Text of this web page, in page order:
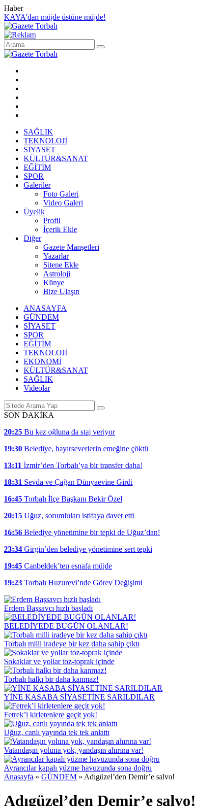
Haber
KAYA'dan müjde üstüne müjde!
SAĞLIK
TEKNOLOJİ
SİYASET
KÜLTÜR&SANAT
EĞİTİM
SPOR
Galeriler
Foto Galeri
Video Galeri
Üyelik
Profil
İçerik Ekle
Diğer
Gazete Manşetleri
Yazarlar
Sitene Ekle
Astroloji
Künye
Bize Ulaşın
ANASAYFA
GÜNDEM
SİYASET
SPOR
EĞİTİM
TEKNOLOJİ
EKONOMİ
KÜLTÜR&SANAT
SAĞLIK
Videolar
SON DAKİKA
20:25 Bu kez oğluna da staj veriyor
19:30 Belediye, hayırseverlerin emeğine çöktü
13:11 İzmir’den Torbalı’ya bir transfer daha!
18:31 Sevda ve Çağan Dünyaevine Girdi
16:45 Torbalı İlçe Başkanı Bekir Özel
20:15 Uğuz, sorumluları istifaya davet etti
16:56 Belediye yönetimine bir tepki de Uğuz’dan!
23:34 Girgin’den belediye yönetimine sert tepki
19:45 Canbeldek’ten esnafa müjde
19:23 Torbalı Huzurevi’nde Görev Değişimi
Erdem Başsavcı hızlı başladı
BELEDİYEDE BUGÜN OLANLAR!
Torbalı milli iradeye bir kez daha sahip çıktı
Sokaklar ve yollar toz-toprak içinde
Torbalı halkı bir daha kanmaz!
YİNE KASABA SİYASETİNE SARILDILAR
Fetrek’i kirletenlere geçit yok!
Uğuz, canlı yayında tek tek anlattı
Vatandaşın yoluna yok, yandaşın ahırına var!
Ayrancılar kapalı yüzme havuzunda sona doğru
Anasayfa » GÜNDEM » Adıgüzel’den Demir’e salvo!
Adıgüzel’den Demir’e salvo!